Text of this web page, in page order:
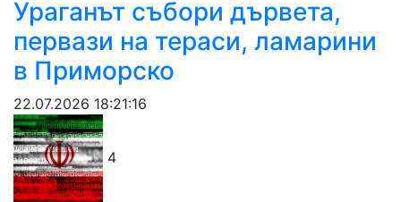
Ураганът събори дървета,
первази на тераси, ламарини
в Приморско
22.07.2026 18:21:16
4